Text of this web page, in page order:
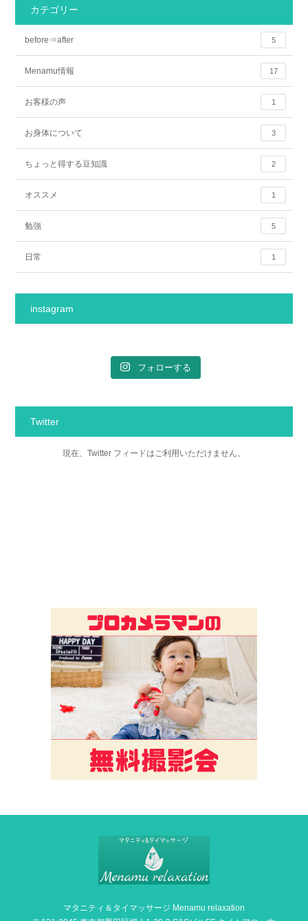
カテゴリー
before⇒after 5
Menamu情報 17
お客様の声 1
お身体について 3
ちょっと得する豆知識 2
オススメ 1
勉強 5
日常 1
instagram
フォローする
Twitter
現在、Twitter フィードはご利用いただけません。
マタニティ＆タイマッサージ Menamu relaxation